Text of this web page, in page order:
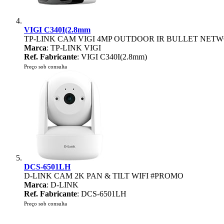
VIGI C340I(2.8mm
TP-LINK CAM VIGI 4MP OUTDOOR IR BULLET
Marca: TP-LINK VIGI
Ref. Fabricante: VIGI C340I(2.8mm)
Preço sob consulta
DCS-6501LH
D-LINK CAM 2K PAN & TILT WIFI #PROMO
Marca: D-LINK
Ref. Fabricante: DCS-6501LH
Preço sob consulta